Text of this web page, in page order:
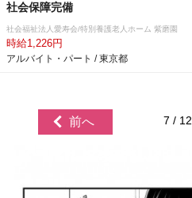
社会保障完備
社会福祉法人愛寿会/特別養護老人ホーム 紫磨園
時給1,226円
アルバイト・パート / 東京都
前へ 7 / 12